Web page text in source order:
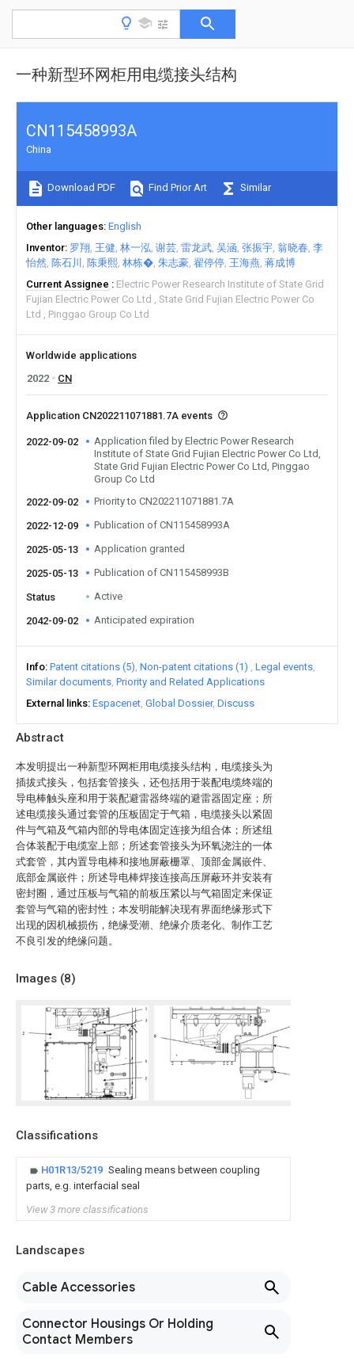
一种新型环网柜用电缆接头结构
Abstract
本发明提出一种新型环网柜用电缆接头结构，电缆接头为
插拔式接头，包括套管接头，还包括用于装配电缆终端的
导电棒触头座和用于装配避雷器终端的避雷器固定座；所
述电缆接头通过套管的压板固定于气箱，电缆接头以紧固
件与气箱及气箱内部的导电体固定连接为组合体；所述组
合体装配于电缆室上部；所述套管接头为环氧浇注的一体
式套管，其内置导电棒和接地屏蔽栅罩、顶部金属嵌件、
底部金属嵌件；所述导电棒焊接连接高压屏蔽环并安装有
密封圈，通过压板与气箱的前板压紧以与气箱固定来保证
套管与气箱的密封性；本发明能解决现有界面绝缘形式下
出现的因机械损伤，绝缘受潮、绝缘介质老化、制作工艺
不良引发的绝缘问题。
Images (8)
Classifications
H01R13/5219 Sealing means between coupling
parts, e.g. interfacial seal
View 3 more classifications
Landscapes
Cable Accessories
Connector Housings Or Holding
Contact Members
CN115458993A
China
Download PDF Find Prior Art Similar
Other languages English
Inventor 罗翔 王健 林一泓 谢芸 雷龙武 吴涵 张振宇 翁晓春 李
怡然 陈石川 陈秉熙 林栋� 朱志豪 翟停停 王海燕 蒋成博
Current Assignee
Electric Power Research Institute of State Grid
Fujian Electric Power Co Ltd
State Grid Fujian Electric Power Co
Ltd
Pinggao Group Co Ltd
Worldwide applications
2022
CN
Application CN202211071881.7A events
2022-09-02
Application filed by Electric Power Research
Institute of State Grid Fujian Electric Power Co Ltd,
State Grid Fujian Electric Power Co Ltd, Pinggao
Group Co Ltd
2022-09-02
Priority to CN202211071881.7A
2022-12-09 Publication of CN115458993A
2025-05-13 Application granted
2025-05-13 Publication of CN115458993B
Status Active
2042-09-02 Anticipated expiration
Info Patent citations (5) Non-patent citations (1)
Legal events
Similar documents Priority and Related Applications
External links Espacenet Global Dossier Discuss